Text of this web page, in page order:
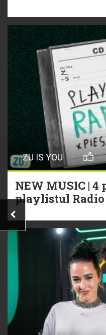
ZU IS YOU
NEW MUSIC | 4
playlistul Radio